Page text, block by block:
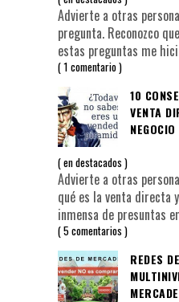
Advierte a otras
pregunta. Reconozco
estas preguntas me
1 comentario
10
VENTA
endestacados
Advierte a otras
qué es la venta directa
inmensa de presuntas
5 comentarios
REDES